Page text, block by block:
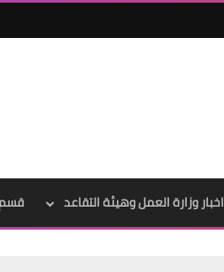
اخبار وزارة العمل وهيئة التقاعد قسم